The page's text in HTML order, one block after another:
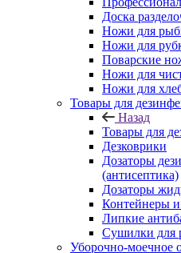
Доска
Ножи для
Ножи для
Поварские
Ножи для
Ножи для
Товары для
Назад
Товары для
Дезковрики
Дозаторы
(антисептика)
Дозаторы
Контейнеры
Липкие
Сушилки для
Уборочно-моечное